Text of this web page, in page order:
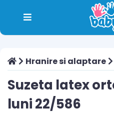
Hranire si alaptare
Suzeta latex
luni 22/586